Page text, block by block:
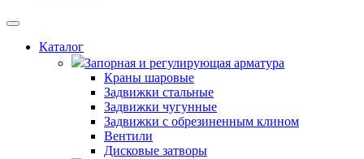
Каталог
Запорная и регулирующая арматура
Краны шаровые
Задвижки стальные
Задвижки чугунные
Задвижки с обрезиненным клином
Вентили
Дисковые затворы